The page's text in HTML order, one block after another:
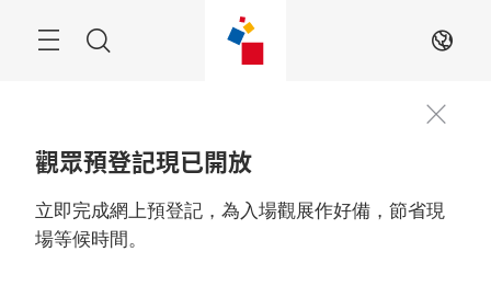
ZH
觀眾預登記現已開放
立即完成網上預登記，為入場觀展作好備，節省現
場等候時間。
2026年6月9至11日
中國，深圳
更多資訊